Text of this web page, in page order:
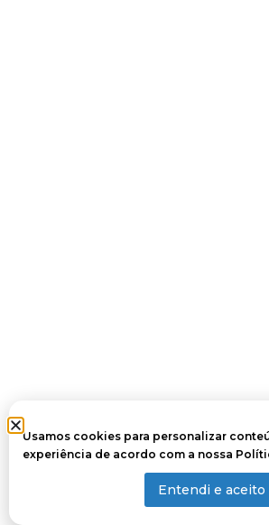
Entendi e aceito
Usamos cookies para personalizar
experiência de acordo com a nossa